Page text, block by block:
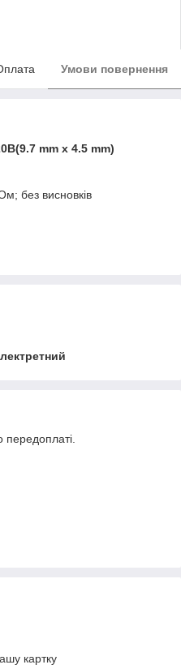
Умови повернення
mm x 4.5 mm)
без висновків
передоплаті.
картку